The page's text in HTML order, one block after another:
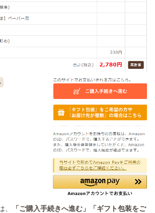
、 「ご購入手続きへ進む」「ギフト包装をご